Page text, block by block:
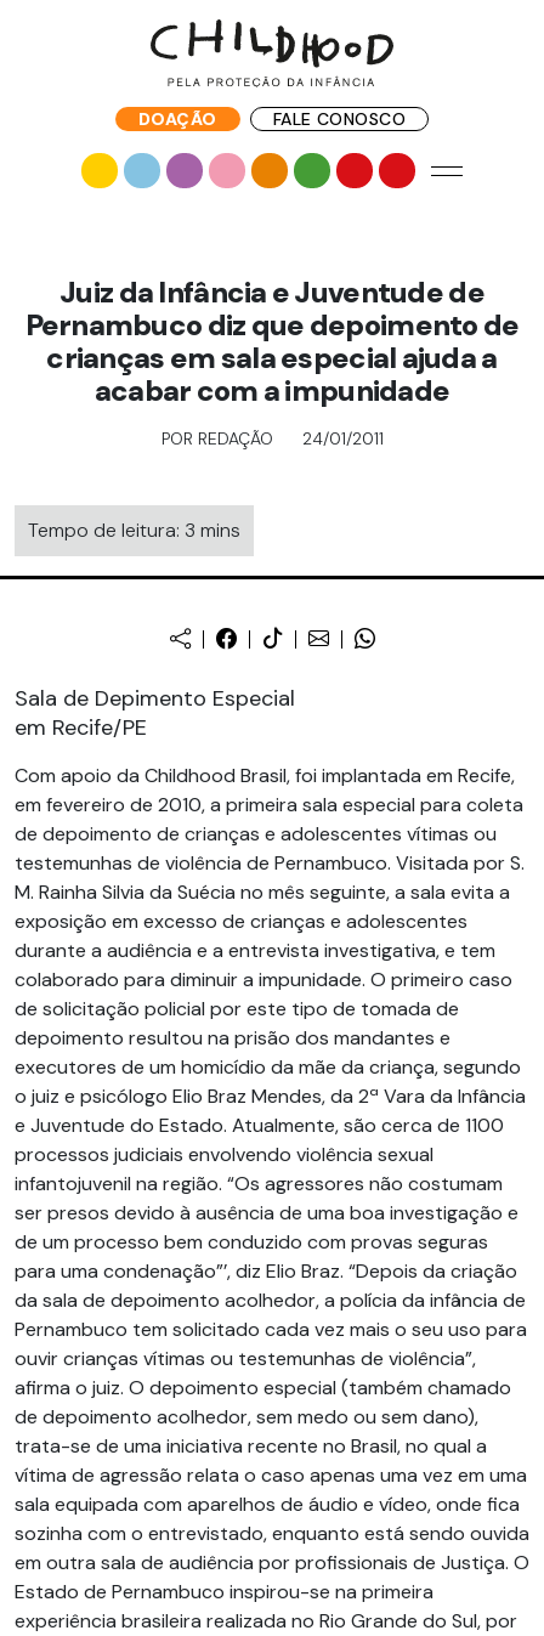
DOAÇÃO FALE CONOSCO
Juiz da Infância e Juventude de
Pernambuco diz que depoimento de
crianças em sala especial ajuda a
acabar com a impunidade
POR REDAÇÃO 24/01/2011
Tempo de leitura: 3 mins
Sala de Depimento Especial
em Recife/PE
Com apoio da Childhood Brasil, foi implantada em Recife,
em fevereiro de 2010, a primeira sala especial para coleta
de depoimento de crianças e adolescentes vítimas ou
testemunhas de violência de Pernambuco. Visitada por S.
M. Rainha Silvia da Suécia no mês seguinte, a sala evita a
exposição em excesso de crianças e adolescentes
durante a audiência e a entrevista investigativa, e tem
colaborado para diminuir a impunidade. O primeiro caso
de solicitação policial por este tipo de tomada de
depoimento resultou na prisão dos mandantes e
executores de um homicídio da mãe da criança, segundo
o juiz e psicólogo Elio Braz Mendes, da 2ª Vara da Infância
e Juventude do Estado. Atualmente, são cerca de 1100
processos judiciais envolvendo violência sexual
infantojuvenil na região. “Os agressores não costumam
ser presos devido à ausência de uma boa investigação e
de um processo bem conduzido com provas seguras
para uma condenação”’, diz Elio Braz. “Depois da criação
da sala de depoimento acolhedor, a polícia da infância de
Pernambuco tem solicitado cada vez mais o seu uso para
ouvir crianças vítimas ou testemunhas de violência”,
afirma o juiz. O depoimento especial (também chamado
de depoimento acolhedor, sem medo ou sem dano),
trata-se de uma iniciativa recente no Brasil, no qual a
vítima de agressão relata o caso apenas uma vez em uma
sala equipada com aparelhos de áudio e vídeo, onde fica
sozinha com o entrevistado, enquanto está sendo ouvida
em outra sala de audiência por profissionais de Justiça. O
Estado de Pernambuco inspirou-se na primeira
experiência brasileira realizada no Rio Grande do Sul, por